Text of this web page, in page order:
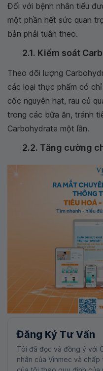
Đối với bệnh nhân tiểu
một phần hết sức quan
bản phải tuân theo.
2.1. Kiểm soát
Theo dõi lượng
các loại thực phẩm có
cốc nguyên hạt, rau củ
trong các bữa ăn, tránh
Carbohydrate một lần.
2.2. Tăng cường
Đăng Ký Tư Vấn
Tôi đã đọc và đồng ý với
nhân của Vinmec và chấp